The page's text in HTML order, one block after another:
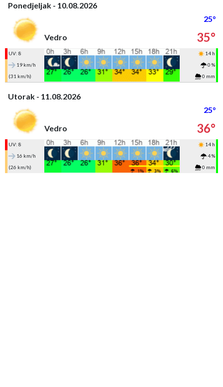
Ponedjeljak - 10.08.2026
25°
Vedro
35°
UV: 8
14 h
19 km/h
0 %
(31 km/h)
0 mm
Utorak - 11.08.2026
25°
Vedro
36°
UV: 8
14 h
16 km/h
4 %
(26 km/h)
0 mm